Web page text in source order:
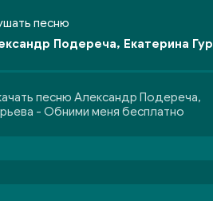
песню
Подереча, Екатерина
песню Александр Подереча,
- Обними меня бесплатно